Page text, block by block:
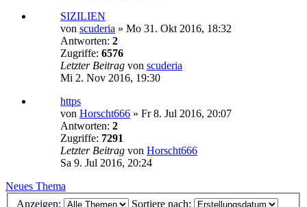
SIZILIEN
von scuderia » Mo 31. Okt 2016, 18:32
Antworten: 2
Zugriffe: 6576
Letzter Beitrag von scuderia
Mi 2. Nov 2016, 19:30
https
von Horscht666 » Fr 8. Jul 2016, 20:07
Antworten: 2
Zugriffe: 7291
Letzter Beitrag von Horscht666
Sa 9. Jul 2016, 20:24
Neues Thema
Anzeigen:
Sortiere nach: